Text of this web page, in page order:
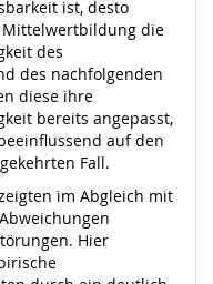
ist, desto
die
des
des nachfolgenden
diese ihre
bereits angepasst,
auf den
Fall.
im Abgleich mit
Hier